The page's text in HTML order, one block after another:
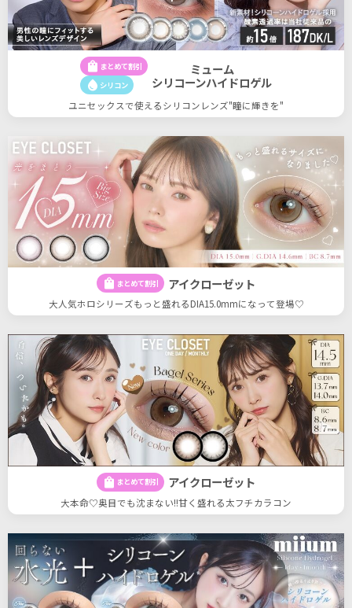
4 4件
shopping_bag まとめて割引
water_drop シリコン
ミューム
シリコーンハイドロゲル
ユニセックスで使えるシリコンレンズ"瞳に輝きを"
shopping_bag まとめて割引 アイクローゼット
大人気ホロシリーズもっと盛れるDIA15.0mmになって登場♡
shopping_bag まとめて割引 アイクローゼット
大本命♡奥目でも沈まない!!甘く盛れる太フチカラコン